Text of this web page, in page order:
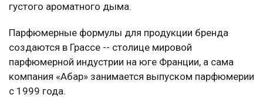
густого ароматного дыма.
Парфюмерные формулы для продукции бренда
создаются в Грассе -- столице мировой
парфюмерной индустрии на юге Франции, а сама
компания «Абар» занимается выпуском парфюмерии
с 1999 года.